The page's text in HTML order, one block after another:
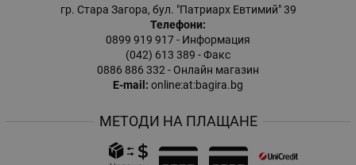
гр. Стара Загора, бул. "Патриарх Евтимий" 39
Телефони:
0899 919 917- Информация
(042) 613 389 - Факс
0886 886 332- Онлайн магазин
E-mail: online:at:bagira.bg
МЕТОДИ НА ПЛАЩАНЕ